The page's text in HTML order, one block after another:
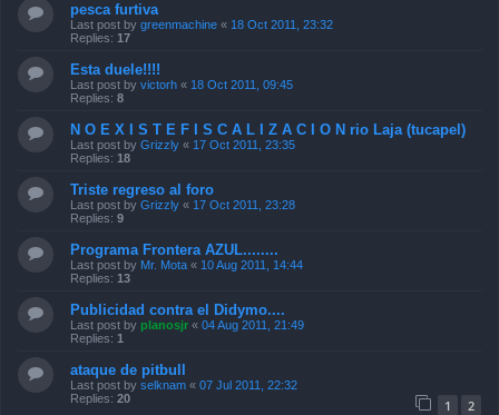
pesca furtiva
Last post by greenmachine « 18 Oct 2011, 23:32
Replies: 17
Esta duele!!!!
Last post by victorh « 18 Oct 2011, 09:45
Replies: 8
N O E X I S T E F I S C A L I Z A C I O N rio Laja (tucapel)
Last post by Grizzly « 17 Oct 2011, 23:35
Replies: 18
Triste regreso al foro
Last post by Grizzly « 17 Oct 2011, 23:28
Replies: 9
Programa Frontera AZUL........
Last post by Mr. Mota « 10 Aug 2011, 14:44
Replies: 13
Publicidad contra el Didymo....
Last post by planosjr « 04 Aug 2011, 21:49
Replies: 1
ataque de pitbull
Last post by selknam « 07 Jul 2011, 22:32
Replies: 20 1 2